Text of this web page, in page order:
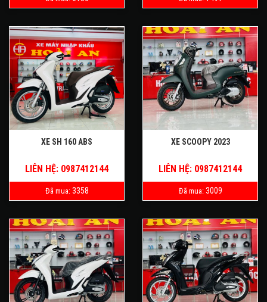
XE SH 160 ABS
LIÊN HỆ: 0987412144
Đã mua: 3358
XE SCOOPY 2023
LIÊN HỆ: 0987412144
Đã mua: 3009